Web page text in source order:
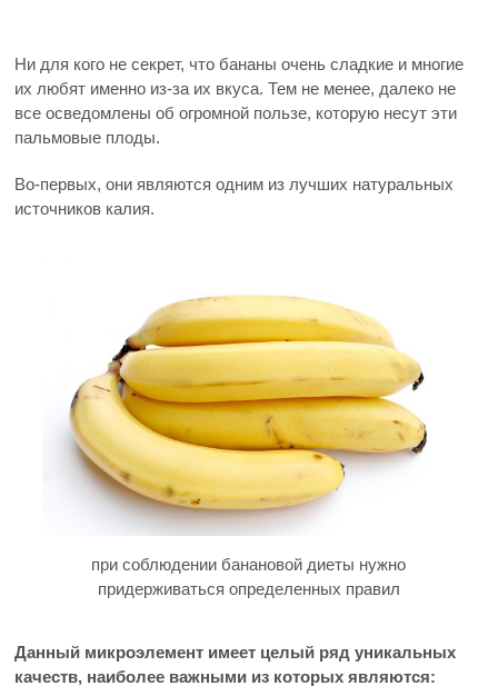
Ни для кого не секрет, что бананы очень сладкие и многие
их любят именно из-за их вкуса. Тем не менее, далеко не
все осведомлены об огромной пользе, которую несут эти
пальмовые плоды.
Во-первых, они являются одним из лучших натуральных
источников калия.
при соблюдении банановой диеты нужно
придерживаться определенных правил
Данный микроэлемент имеет целый ряд уникальных
качеств, наиболее важными из которых являются: